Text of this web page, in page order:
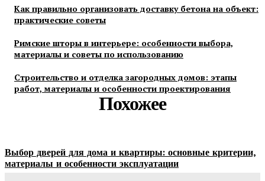
Как правильно организовать доставку бетона на объект:
практические советы
Римские шторы в интерьере: особенности выбора,
материалы и советы по использованию
Строительство и отделка загородных домов: этапы
работ, материалы и особенности проектирования
Похожее
Выбор дверей для дома и квартиры: основные критерии,
материалы и особенности эксплуатации